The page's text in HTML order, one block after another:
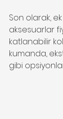
Son olarak,
aksesuarlar
katlanabilir
kumanda,
gibi